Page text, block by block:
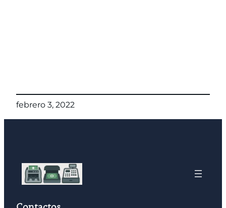
febrero 3, 2022